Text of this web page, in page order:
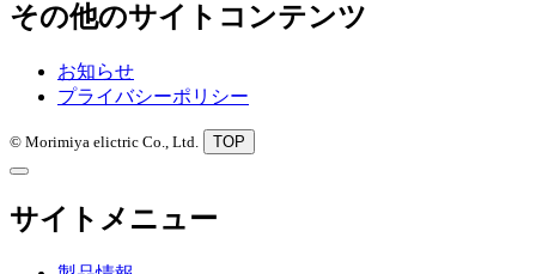
その他のサイトコンテンツ
お知らせ
プライバシーポリシー
© Morimiya elictric Co., Ltd. TOP
サイトメニュー